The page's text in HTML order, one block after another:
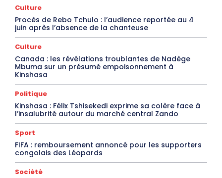
Culture
Procès de Rebo Tchulo : l’audience reportée au 4
juin après l’absence de la chanteuse
Culture
Canada : les révélations troublantes de Nadège
Mbuma sur un présumé empoisonnement à
Kinshasa
Politique
Kinshasa : Félix Tshisekedi exprime sa colère face à
l’insalubrité autour du marché central Zando
Sport
FIFA : remboursement annoncé pour les supporters
congolais des Léopards
Société